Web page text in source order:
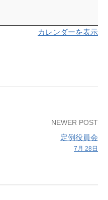
カレンダーを表示
NEWER POST
定例役員会
7月 28日